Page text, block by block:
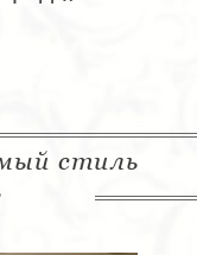
стиль